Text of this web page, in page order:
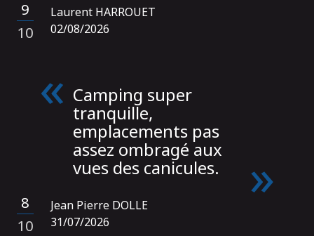
9
/
10
Laurent HARROUET
02/08/2026
Camping super
tranquille,
emplacements pas
assez ombragé aux
vues des canicules.
8
/
10
Jean Pierre DOLLE
31/07/2026